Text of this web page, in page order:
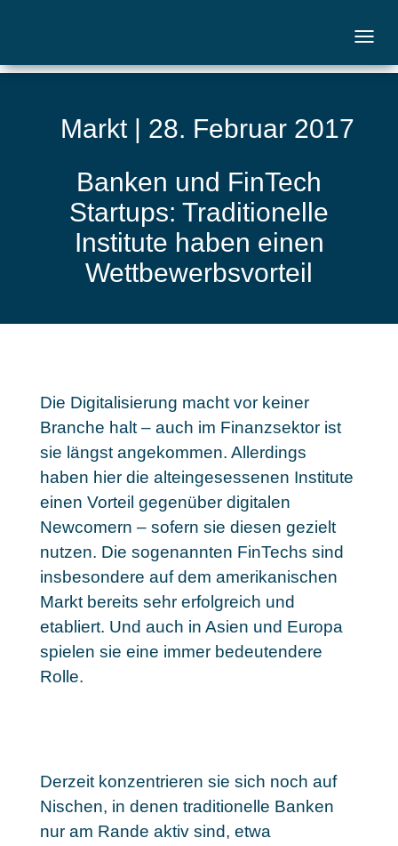
Markt | 28. Februar 2017
Banken und FinTech
Startups: Traditionelle
Institute haben einen
Wettbewerbsvorteil
Die Digitalisierung macht vor keiner
Branche halt – auch im Finanzsektor ist
sie längst angekommen. Allerdings
haben hier die alteingesessenen Institute
einen Vorteil gegenüber digitalen
Newcomern – sofern sie diesen gezielt
nutzen. Die sogenannten FinTechs sind
insbesondere auf dem amerikanischen
Markt bereits sehr erfolgreich und
etabliert. Und auch in Asien und Europa
spielen sie eine immer bedeutendere
Rolle.
Derzeit konzentrieren sie sich noch auf
Nischen, in denen traditionelle Banken
nur am Rande aktiv sind, etwa